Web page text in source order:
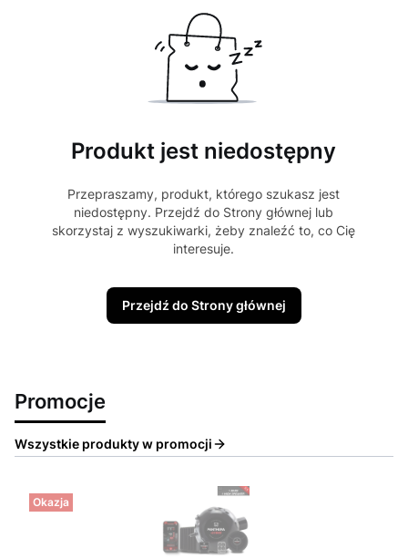
Produkt jest niedostępny
Przepraszamy, produkt, którego szukasz jest
niedostępny. Przejdź do Strony głównej lub
skorzystaj z wyszukiwarki, żeby znaleźć to, co Cię
interesuje.
Przejdź do Strony głównej
Promocje
Wszystkie produkty w promocji
Okazja